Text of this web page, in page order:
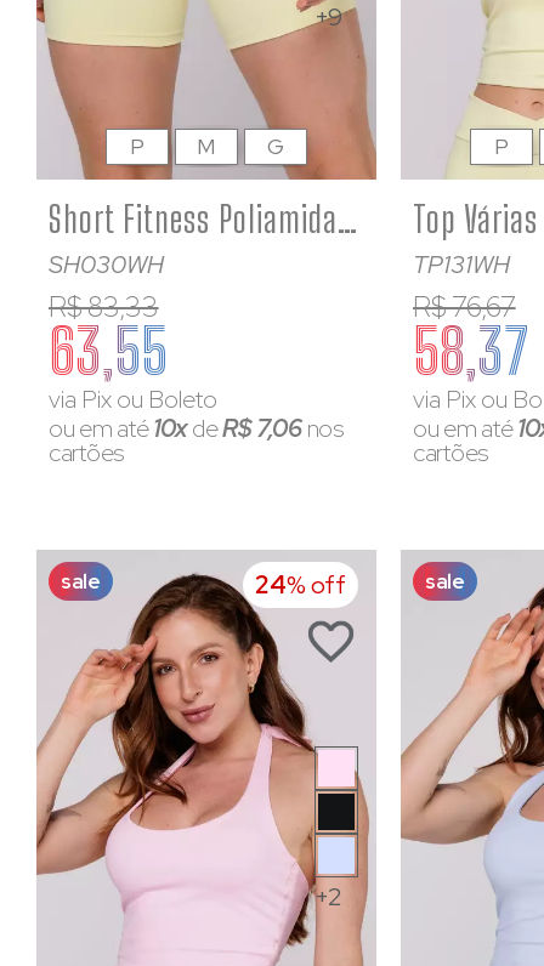
+9
Short Fitness Poliamida Feminino Amarelo Bebê
SH030WH
R$ 83,33
63,55
via Pix ou Boleto
ou em até10xdeR$ 7,06nos
cartões
P M G
TP131WH
R$ 76,67
58,37
via Pix ou
ou em até
cartões
P
sale 24% off
+2
sale